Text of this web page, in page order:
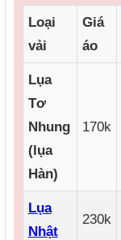
Loại
vải
Giá
áo
Lụa
Tơ
Nhung
(lụa
Hàn)
170k
Lụa
Nhật
230k